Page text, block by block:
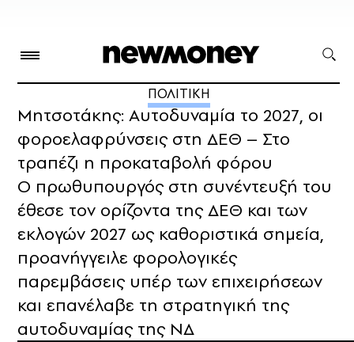
ΠΟΛΙΤΙΚΗ
Μητσοτάκης: Αυτοδυναμία το 2027, οι
φοροελαφρύνσεις στη ΔΕΘ – Στο
τραπέζι η προκαταβολή φόρου
Ο πρωθυπουργός στη συνέντευξή του
έθεσε τον ορίζοντα της ΔΕΘ και των
εκλογών 2027 ως καθοριστικά σημεία,
προανήγγειλε φορολογικές
παρεμβάσεις υπέρ των επιχειρήσεων
και επανέλαβε τη στρατηγική της
αυτοδυναμίας της ΝΔ